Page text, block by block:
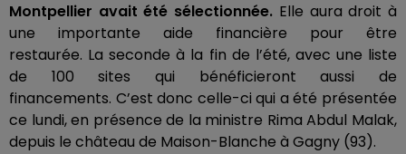
Montpellier avait été sélectionnée. Elle aura droit à
une importante aide financière pour être
restaurée. La seconde à la fin de l’été, avec une liste
de 100 sites qui bénéficieront aussi de
financements. C’est donc celle-ci qui a été présentée
ce lundi, en présence de la ministre Rima Abdul Malak,
depuis le château de Maison-Blanche à Gagny (93).